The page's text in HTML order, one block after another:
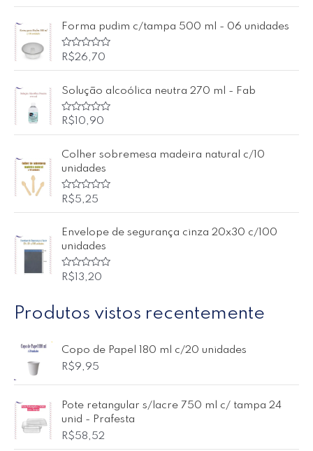
a
i
a
ç
ã
0
e
5
Forma pudim c/tampa 500 ml - 06 unidades
A
i
a
ç
ã
0
e
5
R$26,70
Solução alcoólica neutra 270 ml - Fab
A
a
i
a
ç
ã
o
0
d
5
R$10,90
Colher sobremesa madeira natural c/10
unidades
A
a
i
a
ç
ã
o
0
5
R$5,25
Envelope de segurança cinza 20x30 c/100
unidades
A
i
a
o
d
5
R$ 13,20
Produtos vistos recentemente
Copo de Papel 180 ml c/20 unidades
R$9,95
Pote retangular s/lacre 750 ml c/ tampa 24
unid - Prafesta
R$58,52